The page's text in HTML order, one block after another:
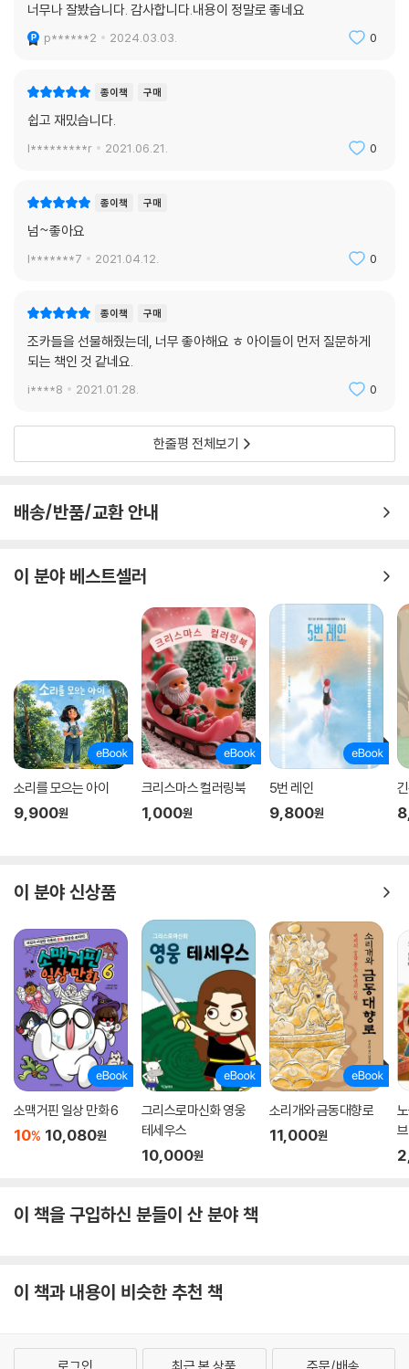
너무나 잘봤습니다. 감사합니다.내용이 정말로 좋네요
p******2 2024.03.03. 0
종이책 구매
쉽고 재밌습니다.
l*********r 2021.06.21. 0
종이책 구매
넘~좋아요
l*******7 2021.04.12. 0
종이책 구매
조카들을 선물해줬는데, 너무 좋아해요 ㅎ 아이들이 먼저 질문하게
되는 책인 것 같네요.
i****8 2021.01.28. 0
한줄평 전체보기
배송/반품/교환 안내
이 분야 베스트셀러
소리를 모으는 아이
9,900원
크리스마스 컬러링북
1,000원
5번 레인
9,800원
이 분야 신상품
소맥거핀 일상 만화 6
10% 10,080원
그리스로마신화 영웅
테세우스
10,000원
소리개와 금동대향로
11,000원
이 책을 구입하신 분들이 산 분야 책
이 책과 내용이 비슷한 추천 책